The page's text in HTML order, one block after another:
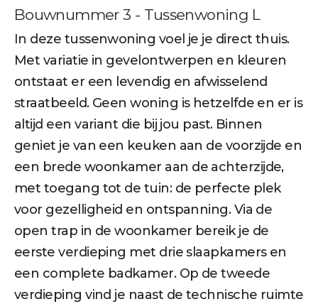
Bouwnummer 3 - Tussenwoning L
In deze tussenwoning voel je je direct thuis.
Met variatie in gevelontwerpen en kleuren
ontstaat er een levendig en afwisselend
straatbeeld. Geen woning is hetzelfde en er is
altijd een variant die bij jou past. Binnen
geniet je van een keuken aan de voorzijde en
een brede woonkamer aan de achterzijde,
met toegang tot de tuin: de perfecte plek
voor gezelligheid en ontspanning. Via de
open trap in de woonkamer bereik je de
eerste verdieping met drie slaapkamers en
een complete badkamer. Op de tweede
verdieping vind je naast de technische ruimte